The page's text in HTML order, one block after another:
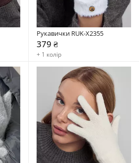
Рукавички RUK-X2355
379 ₴
+ 1 колір